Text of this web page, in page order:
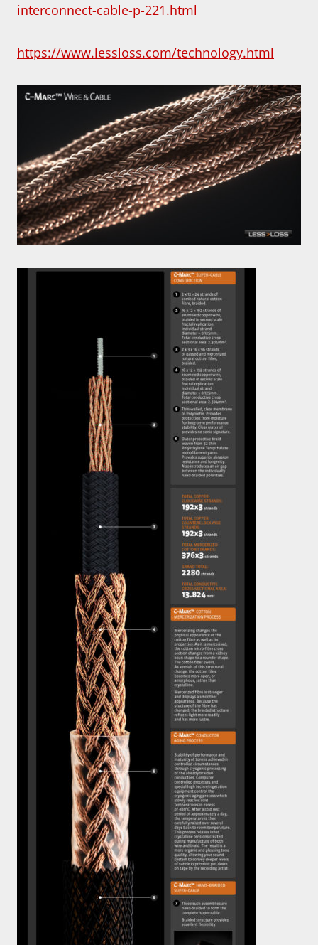
interconnect-cable-p-221.html
https://www.lessloss.com/technology.html